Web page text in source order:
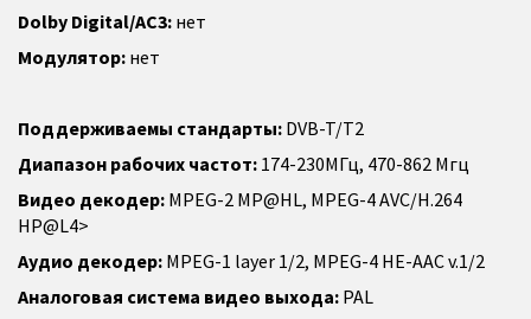
Dolby Digital/АС3: нет
Модулятор: нет
Поддерживаемы стандарты: DVB-T/T2
Диапазон рабочих частот: 174-230МГц, 470-862 Mгц
Видео декодер: MPEG-2 MP@HL, MPEG-4 AVC/H.264
HP@L4>
Аудио декодер: MPEG-1 layer 1/2, MPEG-4 HE-AAC v.1/2
Аналоговая система видео выхода: PAL